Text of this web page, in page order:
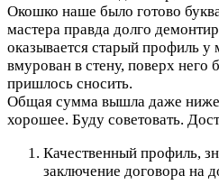
Окошко наше было готово
мастера правда долго
оказывается старый профиль у
вмурован в стену, поверх него
пришлось сносить.
Общая сумма вышла даже
хорошее. Буду советовать.
Качественный профиль,
заключение договора на